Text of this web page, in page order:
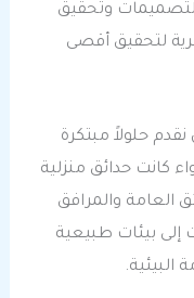
وتحقيق
لتحقيق أقصى
حلولاً مبتكرة
كانت حدائق منزلية
العامة والمرافق
إلى بيئات طبيعية
البيئية.